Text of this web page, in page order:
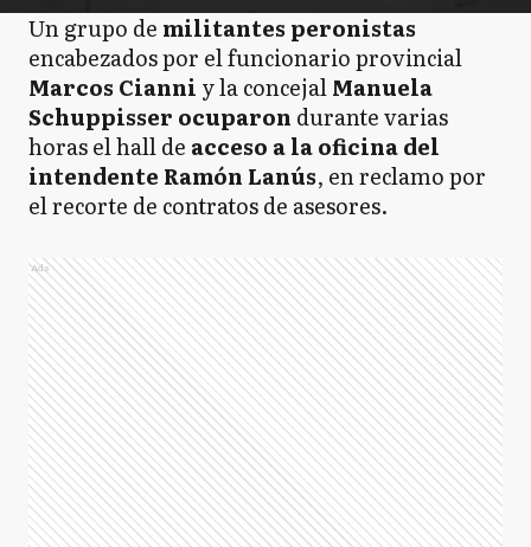
Un grupo de militantes peronistas
encabezados por el funcionario provincial
Marcos Cianni y la concejalManuela
Schuppisser ocuparon durante varias
horas el hall de acceso a la oficina del
intendente Ramón Lanús, en reclamo por
el recorte de contratos de asesores.
Ads